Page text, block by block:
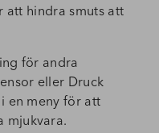
att hindra smuts att
för andra
eller Druck
en meny för att
mjukvara.